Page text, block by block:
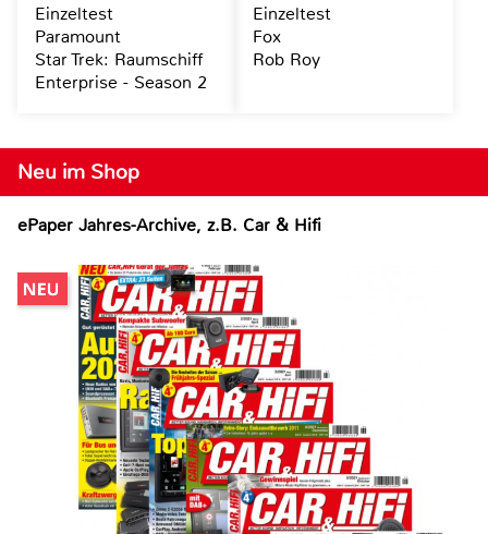
Neu im Shop
ePaper Jahres-Archive, z.B. Car & Hifi
Einzeltest
Paramount
Star Trek: Raumschiff
Enterprise - Season 2
Einzeltest
Fox
Rob Roy